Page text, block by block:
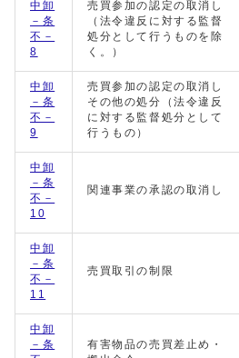
中卸
－条
不－
8
売買参加の認定の取消し
（法令違反に対する監督
処分として行うものを除
く。）
中卸
－条
不－
9
売買参加の認定の取消し
その他の処分（法令違反
に対する監督処分として
行うもの）
中卸
－条
不－
10
関連事業の承認の取消し
中卸
－条
不－
11
売買取引の制限
中卸
－条
有害物品の売買差止め・